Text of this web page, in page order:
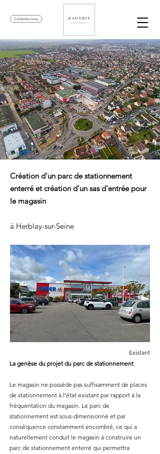
Contactez-nous
Création d'un parc de stationnement
enterré et création d'un sas d'entrée pour
le magasin
à Herblay​-sur-Seine
Existant
La genèse du projet du parc de stationnement
Le magasin ne possède pas suffisamment de places
de stationnement à l’état existant par rapport à la
fréquentation du magasin. Le parc de
stationnement est sous-dimensionné et par
conséquence constamment encombré, ce qui a
naturellement conduit le magasin à construire un
parc de stationnement enterré qui permettra